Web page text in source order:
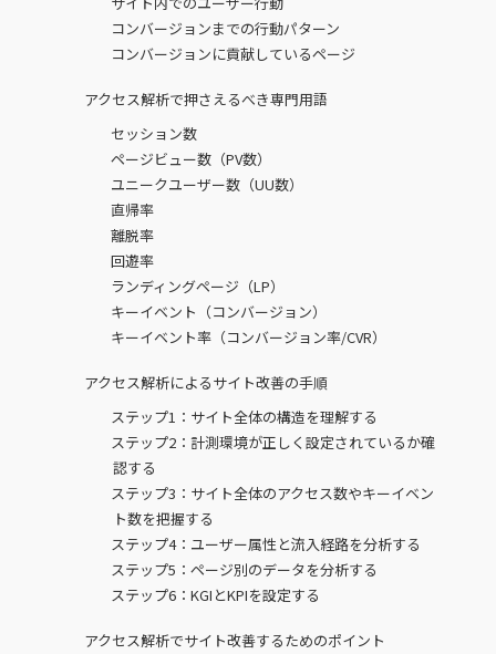
コンバージョンまでの行動パターン
コンバージョンに貢献しているページ
アクセス解析で押さえるべき専門用語
セッション数
ページビュー数（PV数）
ユニークユーザー数（UU数）
直帰率
離脱率
回遊率
ランディングページ（LP）
キーイベント（コンバージョン）
キーイベント率（コンバージョン率/CVR）
アクセス解析によるサイト改善の手順
ステップ1：サイト全体の構造を理解する
ステップ2：計測環境が正しく設定されているか確
認する
ステップ3：サイト全体のアクセス数やキーイベン
ト数を把握する
ステップ4：ユーザー属性と流入経路を分析する
ステップ5：ページ別のデータを分析する
ステップ6：KGIとKPIを設定する
アクセス解析でサイト改善するためのポイント